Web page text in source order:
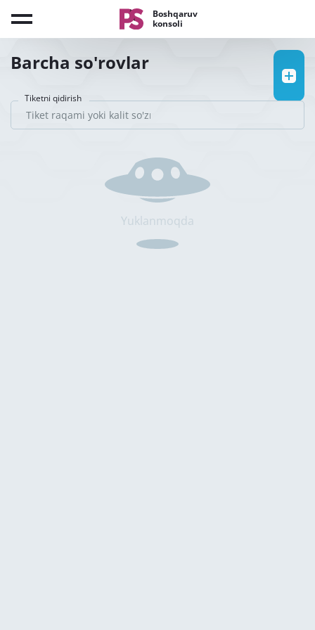
Boshqaruv
konsoli
Barcha so'rovlar
Tiketni qidirish
Yuklanmoqda